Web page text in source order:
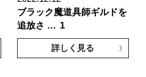
ブラック魔道具師ギルドを
追放さ … 1
詳しく見る